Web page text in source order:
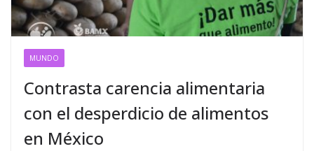
MUNDO
Contrasta carencia alimentaria
con el desperdicio de alimentos
en México